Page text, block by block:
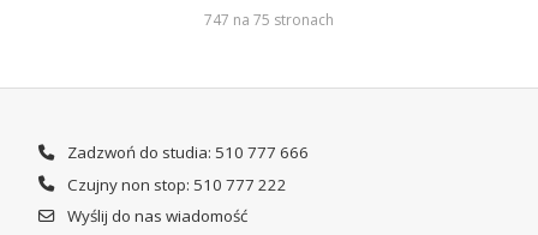
747 na 75 stronach
Zadzwoń do studia: 510 777 666
Czujny non stop: 510 777 222
Wyślij do nas wiadomość